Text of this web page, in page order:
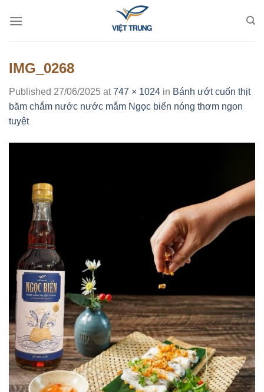
IMG_0268
Published 27/06/2025 at747 × 1024 in Bánh ướt cuốn thịt
băm chắm nước nước mắm Ngọc biển nóng thơm ngon
tuyệt